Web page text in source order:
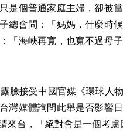
是個普通家庭主婦，卻被
總會問：「媽媽，什麼時
「海峽再寬，也寬不過母
臉接受中國官媒《環球人
灣媒體詢問此舉是否影響
來台，「絕對會是一個考慮